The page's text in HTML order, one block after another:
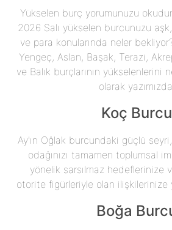
Yükselen burç yorumunuzu
2026 Salı yükselen burcunuzu
ve para konularında neler
Yengeç, Aslan, Başak, Terazi,
ve Balık burçlarının yükselenlerini
olarak yazımızda.
Koç Burcu
Ay'ın Oğlak burcundaki güçlü
odağınızı tamamen toplumsal
yönelik sarsılmaz hedeflerinize
otorite figürleriyle olan ilişkilerinize
Boğa